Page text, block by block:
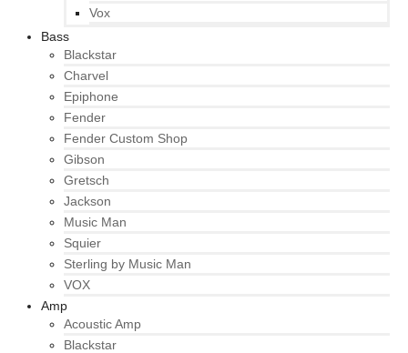
Vox
Bass
Blackstar
Charvel
Epiphone
Fender
Fender Custom Shop
Gibson
Gretsch
Jackson
Music Man
Squier
Sterling by Music Man
VOX
Amp
Acoustic Amp
Blackstar